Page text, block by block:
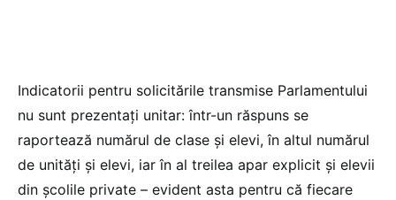
Indicatorii pentru solicitările transmise Parlamentului
nu sunt prezentați unitar: într-un răspuns se
raportează numărul de clase și elevi, în altul numărul
de unități și elevi, iar în al treilea apar explicit și elevii
din școlile private – evident asta pentru că fiecare